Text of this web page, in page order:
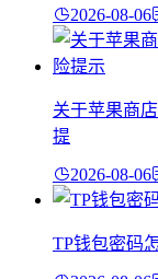
2026-08-06
关于苹果商
提
2026-08-06
TP钱包密码